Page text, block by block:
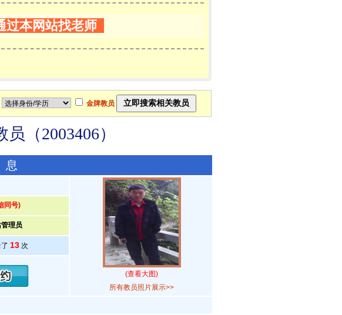
本网站找老师
金牌教员
（2003406）
(查看大图)
所有教员照片展示>>
同号)
13次